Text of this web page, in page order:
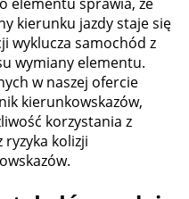
kierunku jazdy staje się
wyklucza samochód z
wymiany elementu.
w naszej ofercie
kierunkowskazów,
korzystania z
ryzyka kolizji